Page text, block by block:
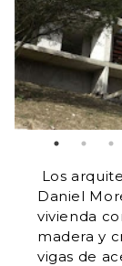
Los
Daniel
vivienda
madera y
vigas de